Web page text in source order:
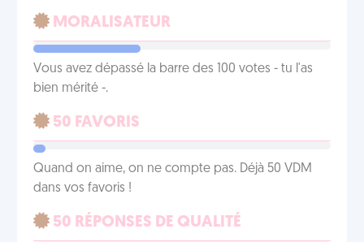
MORALISATEUR
Vous avez dépassé la barre des 100 votes - tu l'as
bien mérité -.
50 FAVORIS
Quand on aime, on ne compte pas. Déjà 50 VDM
dans vos favoris !
50 RÉPONSES DE QUALITÉ